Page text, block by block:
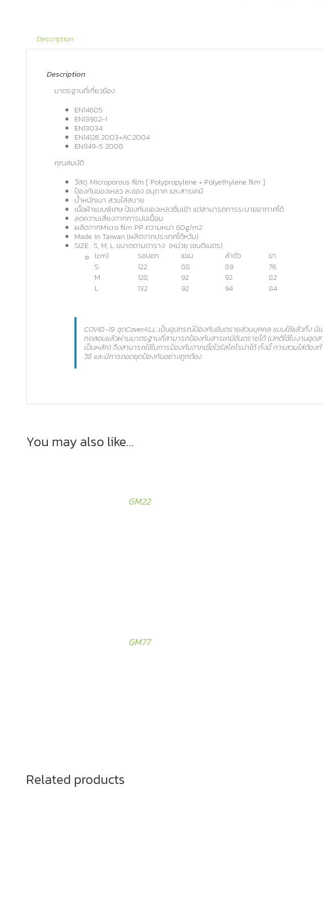
Description
Description
มาตรฐานที่เกี่ยวข้อง
EN14605
EN13982-1
EN13034
EN14126 2003+AC:2004
EN1149-5 2008
คุณสมบัติ
วัสดุ: Microporous film [ Polypropylene + Polyethylene film ]
ป้องกันของเหลว ละออง อนุภาค และสารเคมี
น้ำหนักเบา สวมใส่สบาย
เนื้อผ้าแบบพิเศษ ป้องกันของเหลวซึมเข้า แต่สามารถการระบายอากาศได้
ลดความเสี่ยงจากการปนเปื้อน
ผลิตจากMicro film PP ความหนา 60g/m2
Made in Taiwan (ผลิตจากประเทศไต้หวัน)
SIZE : S, M, L ขนาดตามตาราง (หน่วย เซนติเมตร)
(cm)
รอบอก แขน ลำตัว
ขา
S
122 88 89
76
M
128 92 92
82
L
132 92 94 84
COVID-19: ชุดCoverALL เป็นอุปกรณ์ป้องกันอันตรายส่วนบุคคล แบบใช้แล้วทิ้ง มี
ทดสอบแล้วผ่านมาตรฐานที่สามารถป้องกันสารเคมีอันตรายได้ (ปกติใช้ในงานอุต
เป็นหลัก) จึงสามารถใช้ในการป้องกันจากเชื้อไวรัสโคโรน่าได้ ทั้งนี้ การสวมใส่ต้อง
วิธี และมีการถอดชุดป้องกันอย่างถูกต้อง
You may also like…
GM22
GM77
Related products